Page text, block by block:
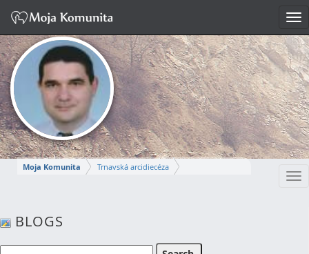
Moja Komunita
Trnavská arcidiecéza
MIROSLAV
BLOGS